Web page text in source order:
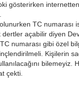
gösterirken
TC numarası
açabilir diyen
numarası gibi özel
Kişilerin
bilemeyiz.
çekti.